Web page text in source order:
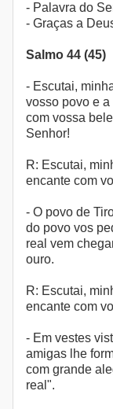
- Palavra do
- Graças a
Salmo 44 (45)
- Escutai,
vosso povo e
com vossa
Senhor!
R: Escutai,
encante com
- O povo de
do povo vos
real vem
ouro.
R: Escutai,
encante com
- Em vestes
amigas lhe
com grande
real".